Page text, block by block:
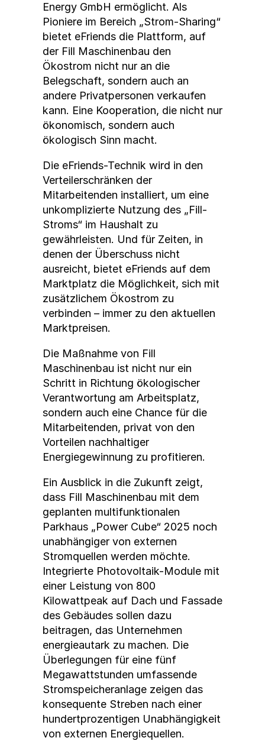
Energy GmbH ermöglicht. Als
Pioniere im Bereich „Strom-Sharing“
bietet eFriends die Plattform, auf
der Fill Maschinenbau den
Ökostrom nicht nur an die
Belegschaft, sondern auch an
andere Privatpersonen verkaufen
kann. Eine Kooperation, die nicht nur
ökonomisch, sondern auch
ökologisch Sinn macht.
Die eFriends-Technik wird in den
Verteilerschränken der
Mitarbeitenden installiert, um eine
unkomplizierte Nutzung des „Fill-
Stroms“ im Haushalt zu
gewährleisten. Und für Zeiten, in
denen der Überschuss nicht
ausreicht, bietet eFriends auf dem
Marktplatz die Möglichkeit, sich mit
zusätzlichem Ökostrom zu
verbinden – immer zu den aktuellen
Marktpreisen.
Die Maßnahme von Fill
Maschinenbau ist nicht nur ein
Schritt in Richtung ökologischer
Verantwortung am Arbeitsplatz,
sondern auch eine Chance für die
Mitarbeitenden, privat von den
Vorteilen nachhaltiger
Energiegewinnung zu profitieren.
Ein Ausblick in die Zukunft zeigt,
dass Fill Maschinenbau mit dem
geplanten multifunktionalen
Parkhaus „Power Cube“ 2025 noch
unabhängiger von externen
Stromquellen werden möchte.
Integrierte Photovoltaik-Module mit
einer Leistung von 800
Kilowattpeak auf Dach und Fassade
des Gebäudes sollen dazu
beitragen, das Unternehmen
energieautark zu machen. Die
Überlegungen für eine fünf
Megawattstunden umfassende
Stromspeicheranlage zeigen das
konsequente Streben nach einer
hundertprozentigen Unabhängigkeit
von externen Energiequellen.